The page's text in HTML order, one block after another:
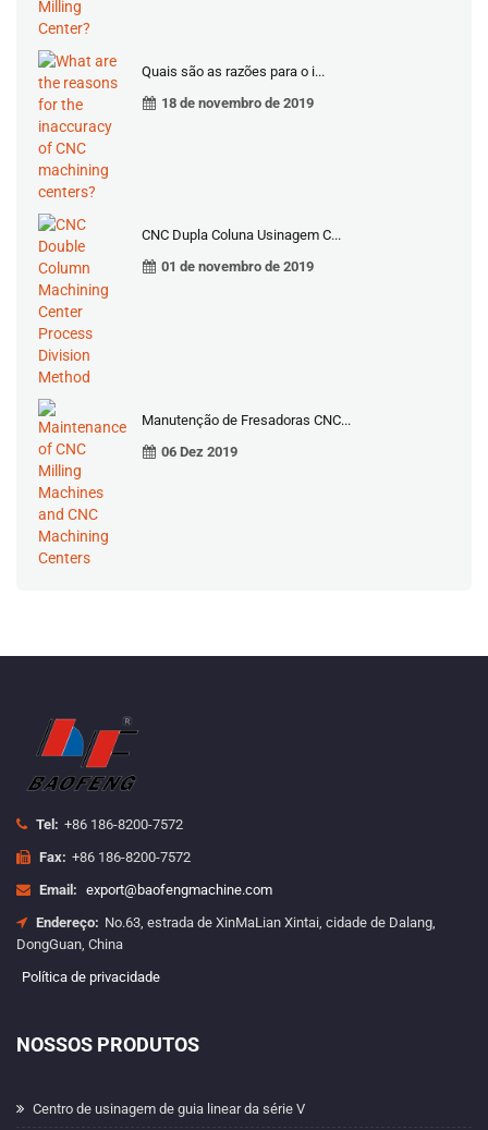
Quais são as razões para o i...
18 de novembro de 2019
CNC Dupla Coluna Usinagem C...
01 de novembro de 2019
Manutenção de Fresadoras CNC...
06 Dez 2019
Tel: +86 186-8200-7572
Fax: +86 186-8200-7572
Email: export@baofengmachine.com
Endereço: No.63, estrada de XinMaLian Xintai, cidade de Dalang,
DongGuan, China
Política de privacidade
NOSSOS PRODUTOS
Centro de usinagem de guia linear da série V